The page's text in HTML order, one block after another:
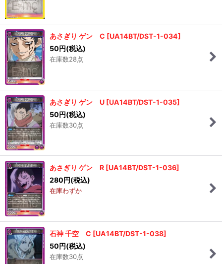
あさぎり ゲン C [UA14BT/DST-1-034]
50円(税込)
在庫数28点
あさぎり ゲン U [UA14BT/DST-1-035]
50円(税込)
在庫数30点
あさぎり ゲン R [UA14BT/DST-1-036]
280円(税込)
在庫わずか
石神 千空 C [UA14BT/DST-1-038]
50円(税込)
在庫数30点